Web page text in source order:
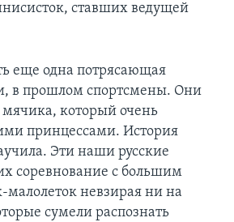
ставших ведущей
еще одна потрясающая
в прошлом спортсмены. Они
который очень
принцессами. История
Эти наши русские
соревнование с большим
малолеток невзирая ни на
сумели распознать